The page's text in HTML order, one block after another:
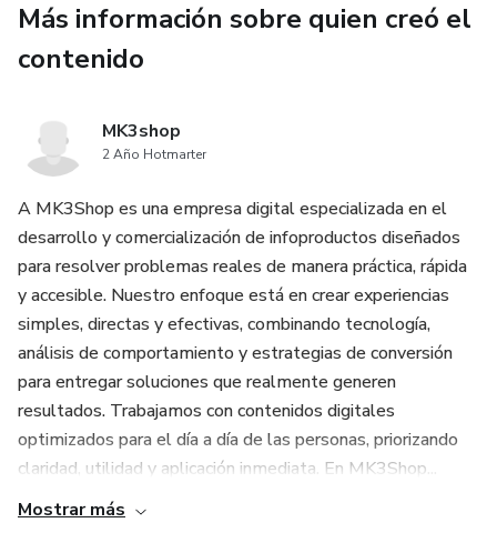
con algo creativo, relajante y totalmente posible de
realizar desde casa.
Cómo hacer velas aromáticas paso a paso
Las fragancias más vendidas y buscadas
Técnicas simples para producir desde casa
Cómo vender tus primeras velas sin experiencia
Estrategias para crecer y llegar a más clientes
🎯 ¿Para quién es este método?
Más información sobre quien creó el
contenido
MK3shop
2 Año Hotmarter
A MK3Shop es una empresa digital especializada en el
desarrollo y comercialización de infoproductos diseñados
para resolver problemas reales de manera práctica, rápida
y accesible. Nuestro enfoque está en crear experiencias
simples, directas y efectivas, combinando tecnología,
análisis de comportamiento y estrategias de conversión
para entregar soluciones que realmente generen
resultados. Trabajamos con contenidos digitales
optimizados para el día a día de las personas, priorizando
claridad, utilidad y aplicación inmediata. En MK3Shop...
Mostrar más